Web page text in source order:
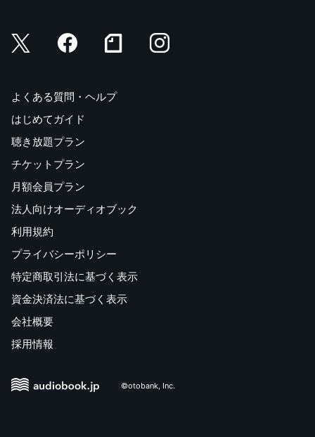
よくある質問・ヘルプ
はじめてガイド
聴き放題プラン
チケットプラン
月額会員プラン
法人向けオーディオブック
利用規約
プライバシーポリシー
特定商取引法に基づく表示
資金決済法に基づく表示
会社概要
採用情報
©otobank, Inc.